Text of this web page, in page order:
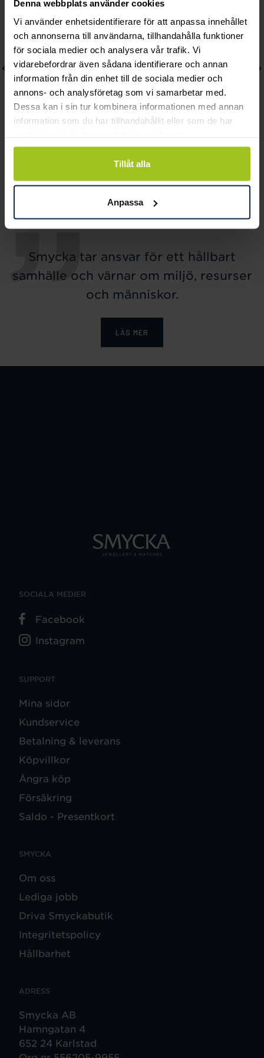
Denna webbplats använder cookies
Vi använder enhetsidentifierare för att anpassa innehållet
och annonserna till användarna, tillhandahålla funktioner
för sociala medier och analysera vår trafik. Vi
vidarebefordrar även sådana identifierare och annan
information från din enhet till de sociala medier och
annons- och analysföretag som vi samarbetar med.
Dessa kan i sin tur kombinera informationen med annan
information som du har tillhandahållit eller som de har
Tillåt alla
Anpassa
August
halsband
August
Flawless stiftörhängen
18K
Pris
3 600 kr
Smycka tar ansvar för ett hållbart
samhälle och värnar om miljö, resurser
och människor.
LÄS MER
SUPPORT
Mina sidor
Kundservice
Betalning & leverans
Köpvillkor
Ångra köp
Försäkring
Saldo - Presentkort
SMYCKA
Om oss
Lediga jobb
Driva Smyckabutik
Integritetspolicy
Hållbarhet
ADRESS
Smycka AB
Hamngatan 4
652 24 Karlstad
SOCIALA MEDIER
Facebook
Instagram